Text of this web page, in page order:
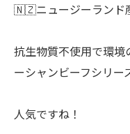
🇳🇿ニュージーラン
抗生物質不使用で環境
ーシャンビーフシリー
人気ですね！